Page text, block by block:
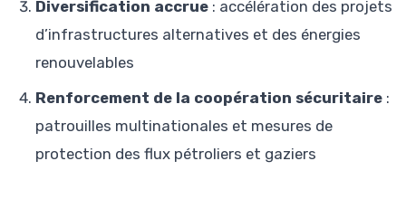
Diversification accrue : accélération des projets
d’infrastructures alternatives et des énergies
renouvelables
Renforcement de la coopération sécuritaire :
patrouilles multinationales et mesures de
protection des flux pétroliers et gaziers